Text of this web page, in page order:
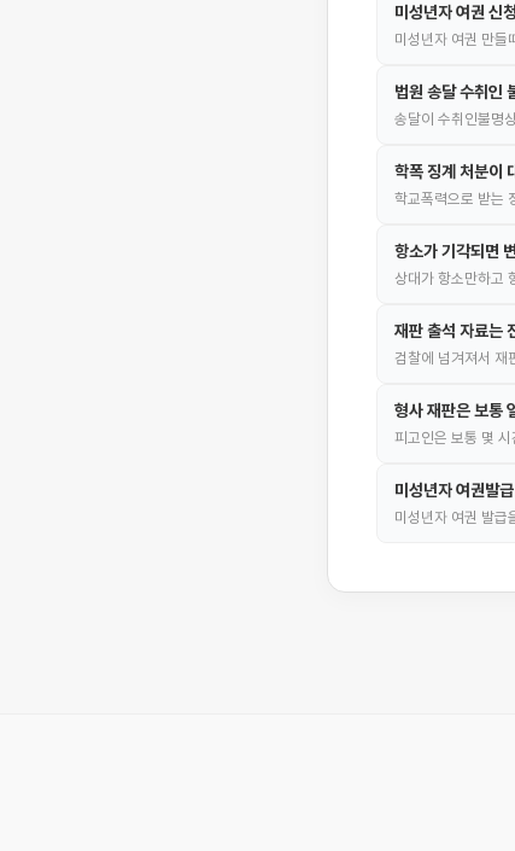
미성년자 여권 신
미성년자 여권 만들
법원 송달 수취인
송달이 수취인불명
학폭 징계 처분이
학교폭력으로 받는
항소가 기각되면
상대가 항소만하고
재판 출석 자료는
검찰에 넘겨져서
형사 재판은 보통
피고인은 보통 몇
미성년자 여권발
미성년자 여권 발급